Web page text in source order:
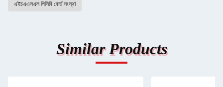
এইচএএসএল পিসিবি বোর্ড সংস্থা
Similar Products